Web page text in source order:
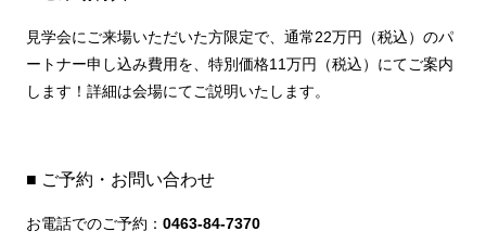
見学会にご来場いただいた方限定で、通常22万円（税込）のパ
ートナー申し込み費用を、特別価格11万円（税込）にてご案内
します！詳細は会場にてご説明いたします。
■ ご予約・お問い合わせ
お電話でのご予約：0463-84-7370